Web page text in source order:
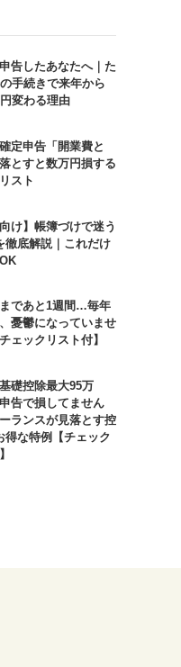
告したあなたへ｜た
手続きで来年から
変わる理由
定申告「開業費と
とすと数万円損する
スト
け】帳簿づけで迷う
徹底解説｜これだけ
であと1週間…毎年
憂鬱になっていませ
ェックリスト付】
基礎控除最大95万
告で損してません
ランスが見落とす控
得な特例【チェック